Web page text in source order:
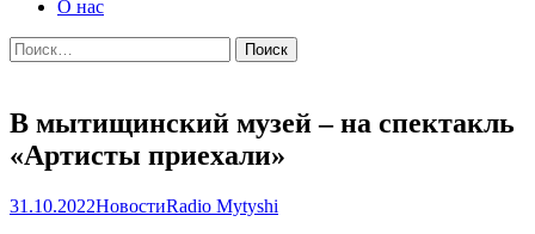
О нас
Найти:
В мытищинский музей – на спектакль
«Артисты приехали»
31.10.2022НовостиRadio Mytyshi